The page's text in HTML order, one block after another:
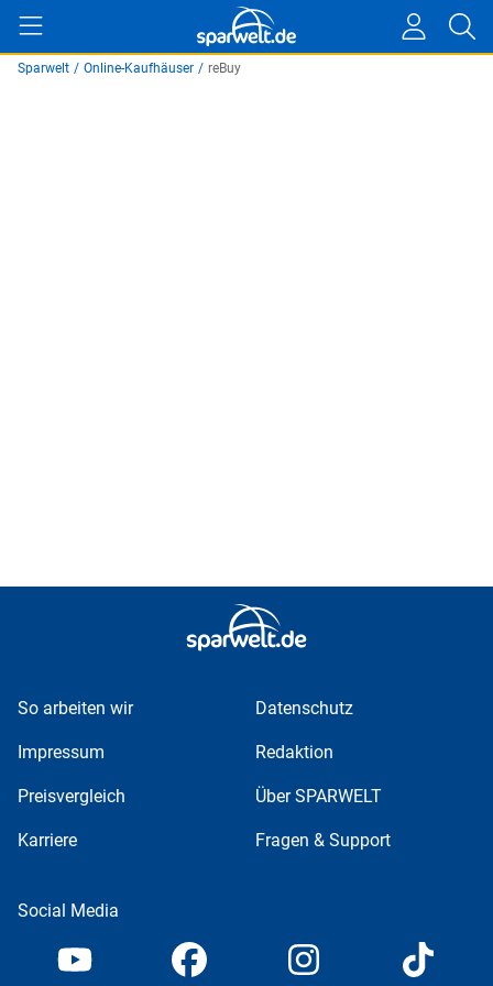
Sparwelt / Online-Kaufhäuser / reBuy
So arbeiten wir Datenschutz
Impressum Redaktion
Preisvergleich Über SPARWELT
Karriere Fragen & Support
Social Media